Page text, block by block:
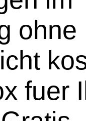
ohne
fuer